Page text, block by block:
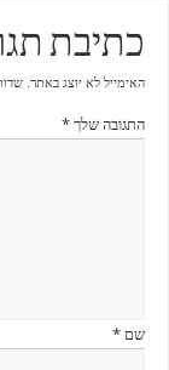
כתיבת
האימייל לא יוצג באתר.
התגובה שלך*
שם *